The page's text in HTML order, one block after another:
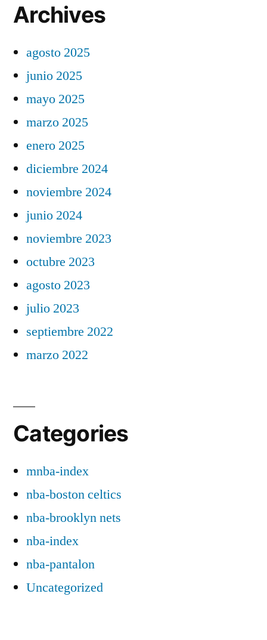
Archives
agosto 2025
junio 2025
mayo 2025
marzo 2025
enero 2025
diciembre 2024
noviembre 2024
junio 2024
noviembre 2023
octubre 2023
agosto 2023
julio 2023
septiembre 2022
marzo 2022
Categories
mnba-index
nba-boston celtics
nba-brooklyn nets
nba-index
nba-pantalon
Uncategorized